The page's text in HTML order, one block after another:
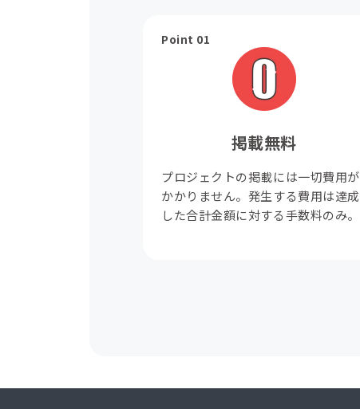
Point 01
掲載無料
プロジェクトの掲載には一切費用が
かかりません。発生する費用は達成
した合計金額に対する手数料のみ。